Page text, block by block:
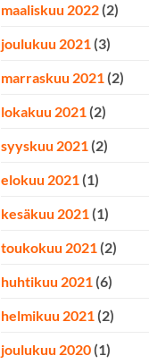
maaliskuu 2022(2)
joulukuu 2021(3)
marraskuu 2021(2)
lokakuu 2021(2)
syyskuu 2021(2)
elokuu 2021(1)
kesäkuu 2021(1)
toukokuu 2021(2)
huhtikuu 2021(6)
helmikuu 2021(2)
joulukuu 2020(1)